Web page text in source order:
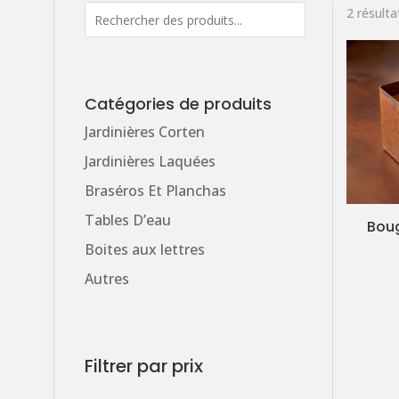
Catégories de produits
Jardinières Corten
Jardinières Laquées
Braséros Et Planchas
Tables D’eau
Boites aux lettres
Autres
Filtrer par prix
2